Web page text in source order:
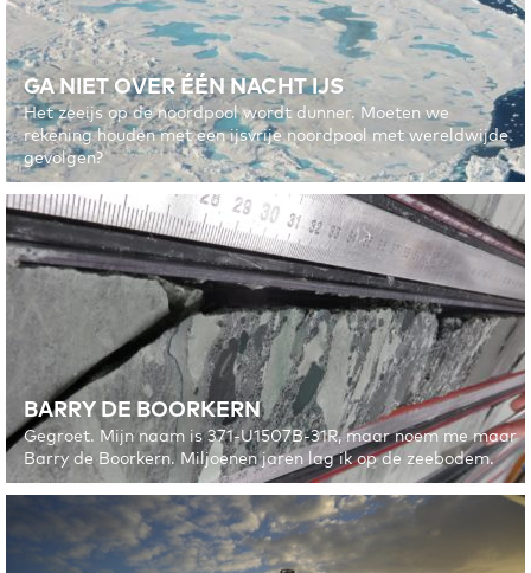
GA NIET OVER ÉÉN NACHT IJS
Het zeeijs op de noordpool wordt dunner. Moeten we
rekening houden met een ijsvrije noordpool met wereldwijde
gevolgen?
BARRY DE BOORKERN
Gegroet. Mijn naam is 371-U1507B-31R, maar noem me maar
Barry de Boorkern. Miljoenen jaren lag ik op de zeebodem.